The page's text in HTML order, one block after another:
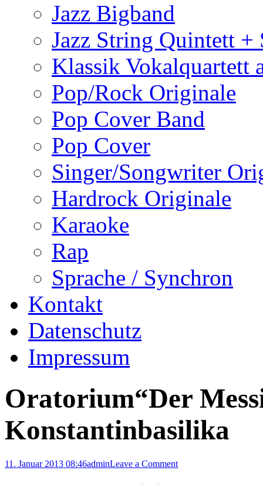
Jazz Bigband
Jazz String Quintett +
Klassik Vokalquartett
Pop/Rock Originale
Pop Cover Band
Pop Cover
Singer/Songwriter
Hardrock Originale
Karaoke
Rap
Sprache / Synchron
Kontakt
Datenschutz
Impressum
Oratorium“Der
Konstantinbasilika
11. Januar 2013 08:46adminLeave a Comment